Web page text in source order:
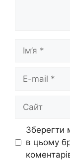
Ім’я
Сайт
Зберегти
в цьому